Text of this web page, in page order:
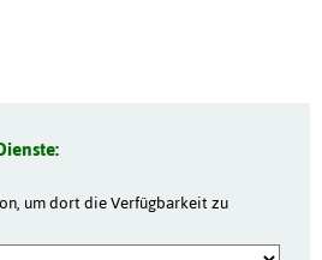
um dort die Verfügbarkeit zu